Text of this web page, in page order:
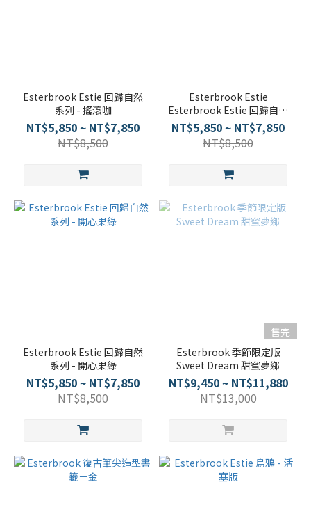
Esterbrook Estie 回歸自然
系列 - 搖滾咖
NT$5,850 ~ NT$7,850
NT$8,500
Esterbrook Estie
Esterbrook Estie 回歸自然
系列 - 嬉皮藍
NT$5,850 ~ NT$7,850
NT$8,500
Esterbrook Estie 回歸自然
系列 - 開心果綠
NT$5,850 ~ NT$7,850
NT$8,500
售完
Esterbrook 季節限定版
Sweet Dream 甜蜜夢鄉
NT$9,450 ~ NT$11,880
NT$13,000